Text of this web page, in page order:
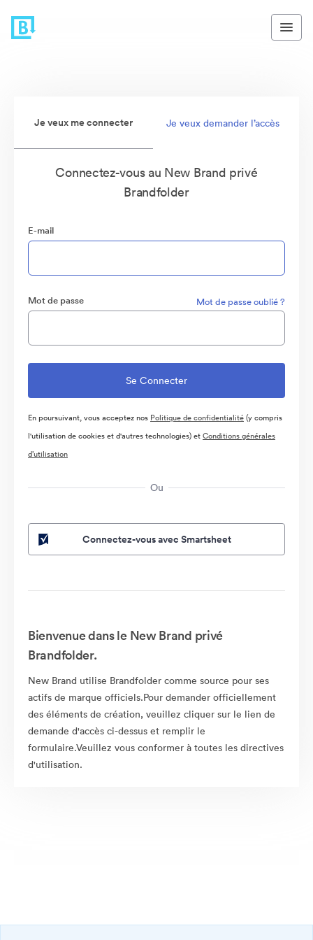
Je veux me connecter Je veux demander l’accès
Connectez-vous au New Brand privé
Brandfolder
E-mail
Mot de passe Mot de passe oublié ?
En poursuivant, vous acceptez nos Politique de confidentialité(y compris
l'utilisation de cookies et d'autres technologies) etConditions générales
d’utilisation
Ou
Connectez-vous avec Smartsheet
Bienvenue dans le New Brand privé
Brandfolder.
New Brand utilise Brandfolder comme source pour ses
actifs de marque officiels.Pour demander officiellement
des éléments de création, veuillez cliquer sur le lien de
demande d'accès ci-dessus et remplir le
formulaire.Veuillez vous conformer à toutes les directives
d'utilisation.